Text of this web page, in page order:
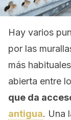
Hay varios
por las
más
abierta entre
que da
antigua. Una